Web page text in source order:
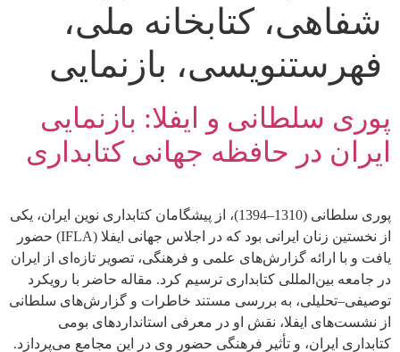
شفاهی، کتابخانه ملی،
فهرستنویسی، بازنمایی
پوری سلطانی و ایفلا: بازنمایی
ایران در حافظه جهانی کتابداری
پوری سلطانی (1310–1394)، از پیشگامان کتابداری نوین ایران، یکی
از نخستین زنان ایرانی بود که در اجلاس جهانی ایفلا (IFLA) حضور
یافت و با ارائه گزارش‌های علمی و فرهنگی، تصویر تازه‌ای از ایران
در جامعه بین‌المللی کتابداری ترسیم کرد. مقاله حاضر با رویکرد
توصیفی–تحلیلی، به بررسی مستند خاطرات و گزارش‌های سلطانی
از نشست‌های ایفلا، نقش او در معرفی استانداردهای بومی
کتابداری ایران، و تأثیر فرهنگی حضور وی در این مجامع می‌پردازد.